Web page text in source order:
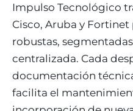
Impulso Tecnológico
Cisco, Aruba y
robustas,
centralizada. Cada
documentación
facilita el